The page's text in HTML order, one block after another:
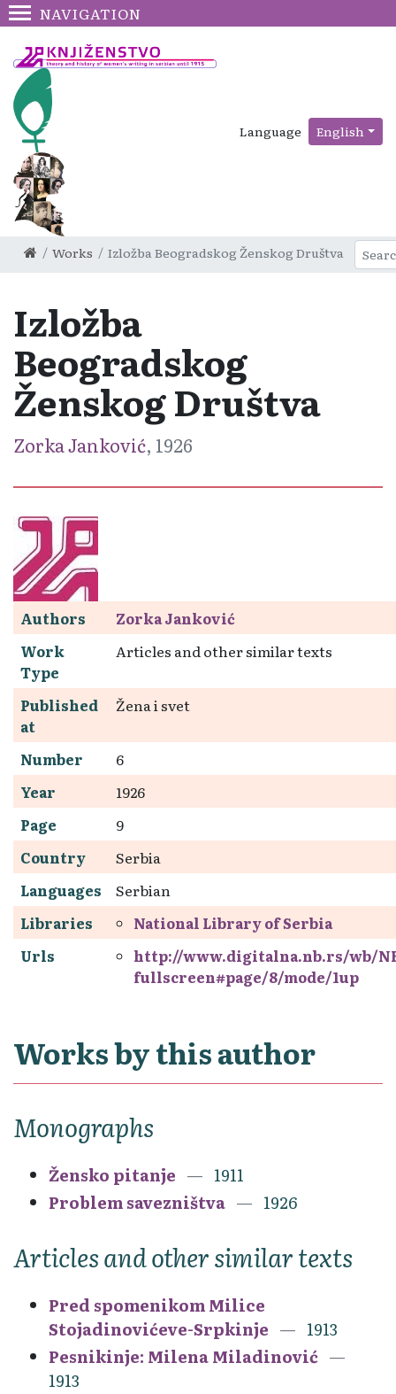
NAVIGATION
Language English
Works Izložba Beogradskog Ženskog Društva
Izložba
Beogradskog
Ženskog Društva
Zorka Janković, 1926
Authors
Zorka Janković
Work
Type
Articles and other similar texts
Published
at
Žena i svet
Number
6
Year
1926
Page
9
Country
Serbia
Languages
Serbian
Libraries
National Library of Serbia
Urls
http://www.digitalna.nb.rs/wb/
fullscreen#page/8/mode/1up
Works by this author
Monographs
Žensko pitanje
1911
Problem savezništva
1926
Articles and other similar texts
Pred spomenikom Milice
Stojadinovićeve-Srpkinje
1913
Pesnikinje: Milena Miladinović
1913